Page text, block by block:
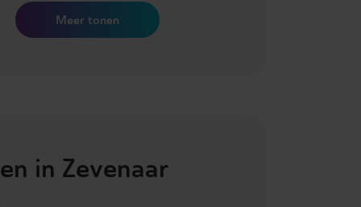
Meer tonen
in Zevenaar